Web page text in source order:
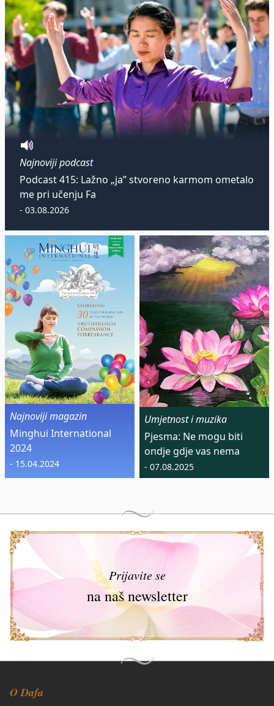
Najnoviji podcast
Podcast 415: Lažno „ja” stvoreno karmom ometalo
me pri učenju Fa
- 03.08.2026
Najnoviji magazin
Minghui International
2024
- 15.04.2024
Umjetnost i muzika
Pjesma: Ne mogu biti
ondje gdje vas nema
- 07.08.2025
Prijavite se
na naš newsletter
O Dafa